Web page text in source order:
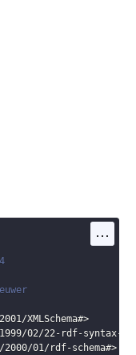
...
XMLSchema#>
02/22-rdf-syntax-
01/rdf-schema#>